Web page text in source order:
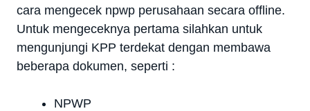
cara mengecek npwp perusahaan secara offline.
Untuk mengeceknya pertama silahkan untuk
mengunjungi KPP terdekat dengan membawa
beberapa dokumen, seperti :
NPWP